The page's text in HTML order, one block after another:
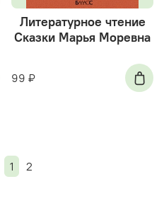
Литературное чтение
Сказки Марья Моревна
99 ₽
1 2